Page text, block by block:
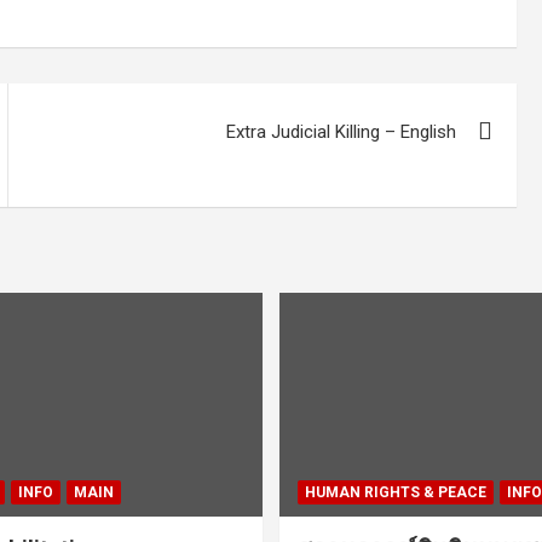
Extra Judicial Killing – English
INFO MAIN HUMAN RIGHTS & PEACE INFO